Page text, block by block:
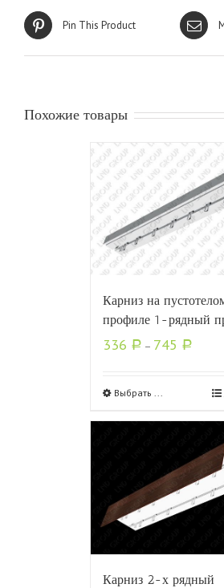
Pin This Product
Похожие товары
Карниз на
профиле 1-рядный
336 Р – 745 Р
Выбрать ...
Карниз 2-х рядный